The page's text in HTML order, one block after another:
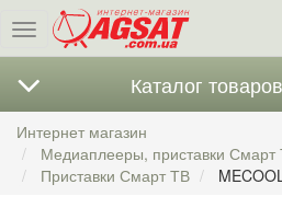
Меню
Каталог товаров
Интернет магазин
Медиаплееры, приставки Смарт
Приставки Смарт ТВ